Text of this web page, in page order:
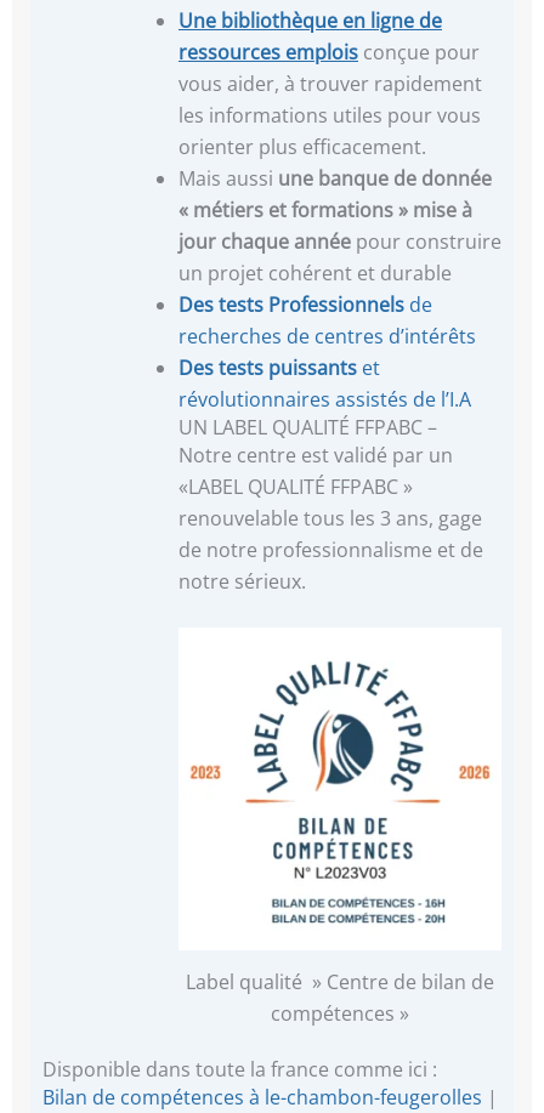
Une bibliothèque en ligne de
ressources emplois conçue pour
vous aider, à trouver rapidement
les informations utiles pour vous
orienter plus efficacement.
Mais aussi une banque de donnée
« métiers et formations » mise à
jour chaque année pour construire
un projet cohérent et durable
Des tests Professionnels de
recherches de centres d’intérêts
Des tests puissants et
révolutionnaires assistés de l’I.A
UN LABEL QUALITÉ FFPABC –
Notre centre est validé par un
«LABEL QUALITÉ FFPABC »
renouvelable tous les 3 ans, gage
de notre professionnalisme et de
notre sérieux.
Label qualité » Centre de bilan de
compétences »
Disponible dans toute la france comme ici :
Bilan de compétences à le-chambon-feugerolles |